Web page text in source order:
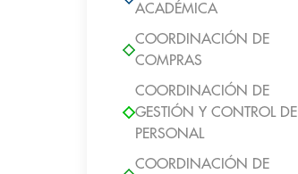
ACADÉMICA
COORDINACIÓN DE
COMPRAS
COORDINACIÓN DE
GESTIÓN Y CONTROL DE
PERSONAL
COORDINACIÓN DE